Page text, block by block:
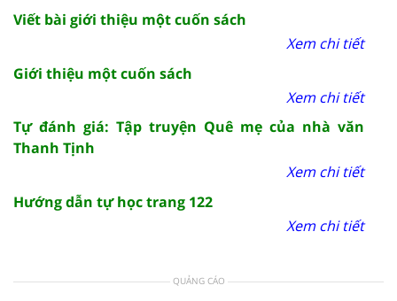
Viết bài giới thiệu một cuốn sách
Xem chi tiết
Giới thiệu một cuốn sách
Xem chi tiết
Tự đánh giá: Tập truyện Quê mẹ của nhà văn
Thanh Tịnh
Xem chi tiết
Hướng dẫn tự học trang 122
Xem chi tiết
QUẢNG CÁO